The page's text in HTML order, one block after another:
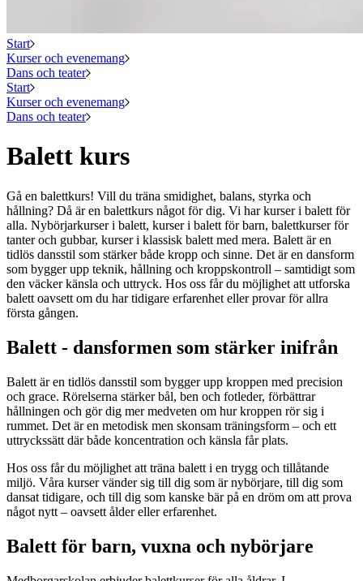
Start
Kurser och evenemang
Dans och teater
Start
Kurser och evenemang
Dans och teater
Balett kurs
Gå en balettkurs! Vill du träna smidighet, balans, styrka och
hållning? Då är en balettkurs något för dig. Vi har kurser i balett för
alla. Nybörjarkurser i balett, kurser i balett för barn, balettkurser för
tanter och gubbar, kurser i klassisk balett med mera. Balett är en
tidlös dansstil som stärker både kropp och sinne. Det är en dansform
som bygger upp teknik, hållning och kroppskontroll – samtidigt som
den väcker känsla och uttryck. Hos oss får du möjlighet att utforska
balett oavsett om du har tidigare erfarenhet eller provar för allra
första gången.
Balett - dansformen som stärker inifrån
Balett är en tidlös dansstil som bygger upp kroppen med precision
och grace. Rörelserna stärker bål, ben och fotleder, förbättrar
hållningen och gör dig mer medveten om hur kroppen rör sig i
rummet. Det är en metodisk men skonsam träningsform – och ett
uttryckssätt där både koncentration och känsla får plats.
Hos oss får du möjlighet att träna balett i en trygg och tillåtande
miljö. Våra kurser vänder sig till dig som är nybörjare, till dig som
dansat tidigare, och till dig som kanske bär på en dröm om att prova
något nytt – oavsett ålder eller erfarenhet.
Balett för barn, vuxna och nybörjare